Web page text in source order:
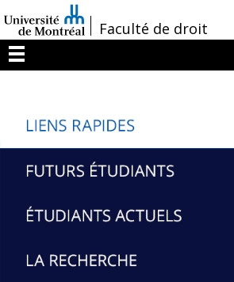
au
contenu
/Faculté de droit
Menu